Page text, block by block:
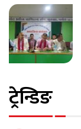
ट्रेन्डिङ